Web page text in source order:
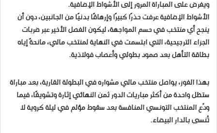
ويفرض على المباراة المرور إلى الأشواط الإضافية.
الأشواط الإضافية عرفت حذرًا كبيرًا وإرهاقًا بدنيًا من الجانبين، دون أن
ينجح أي منتخب في حسم المواجهة، ليكون الفصل الأخير عبر ضربات
الجزاء الترجيحية، التي ابتسمت في النهاية لمنتخب مالي، مانحةً إياه
بطاقة التأهل بعد صمود بطولي وأعصاب فولاذية.
بهذا الفوز، يواصل منتخب مالي مشواره في البطولة القارية، بعد مباراة
ستظل واحدة من أكثر مباريات الدور ثمن النهائي إثارة وتشويقًا، فيما
ودّع المنتخب التونسي المنافسة بعد سقوط مؤلم في ليلة كروية لا
تُنسى بالدار البيضاء.